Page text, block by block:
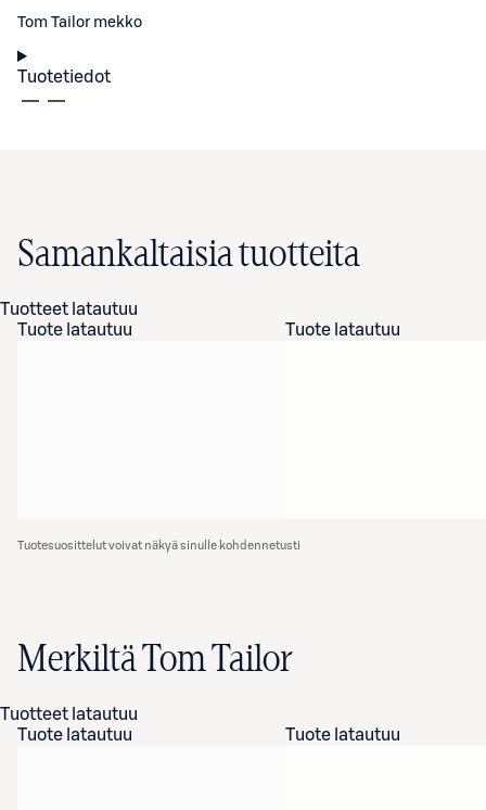
Tom Tailor mekko
Tuotetiedot
Samankaltaisia tuotteita
Tuotteet latautuu
Tuote latautuu
Tuote latautuu
Tuotesuosittelut voivat näkyä sinulle kohdennetusti
Merkiltä Tom Tailor
Tuotteet latautuu
Tuote latautuu
Tuote latautuu